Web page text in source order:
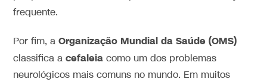
frequente.
Por fim, aOrganização Mundial da Saúde (OMS)
classifica acefaleia como um dos problemas
neurológicos mais comuns no mundo. Em muitos